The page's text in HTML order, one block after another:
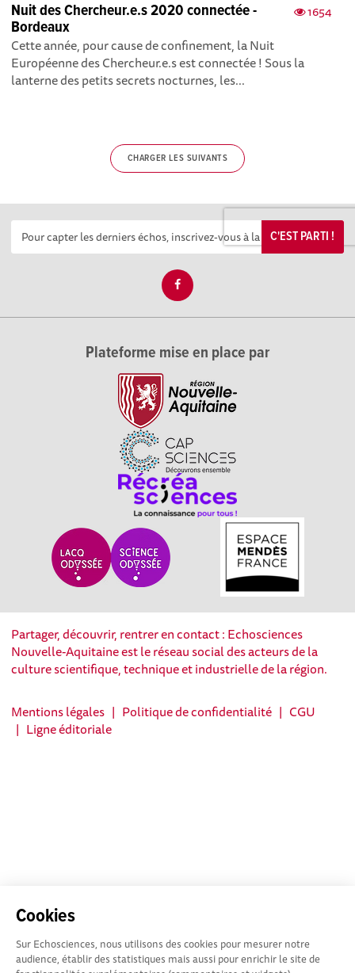
Cookies
Sur Echosciences, nous utilisons des cookies pour mesurer notre
audience, établir des statistiques mais aussi pour enrichir le site de
1654
Nuit des Chercheur.e.s 2020 connectée -
Bordeaux
Cette année, pour cause de confinement, la Nuit
Européenne des Chercheur.e.s est connectée ! Sous la
lanterne des petits secrets nocturnes, les...
CHARGER LES SUIVANTS
C'EST PARTI !
Plateforme mise en place par
Partager, découvrir, rentrer en contact : Echosciences
Nouvelle-Aquitaine est le réseau social des acteurs de la
culture scientifique, technique et industrielle de la région.
Mentions légales | Politique de confidentialité | CGU
| Ligne éditoriale